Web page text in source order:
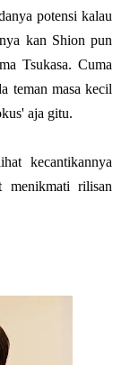
potensi kalau
kan Shion pun
Tsukasa. Cuma
teman masa kecil
aja gitu.
kecantikannya
menikmati rilisan